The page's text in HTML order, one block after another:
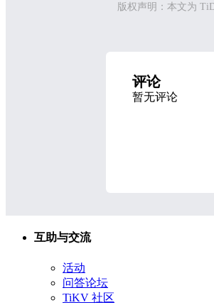
版权声明：本文为
评论
暂无评论
互助与交流
活动
问答论坛
TiKV 社区